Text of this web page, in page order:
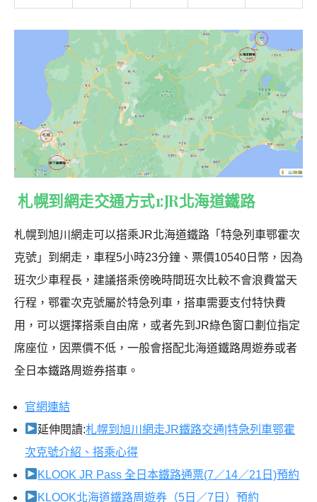
札幌到網走交通方式1:JR北海道鐵路
札幌到旭川網走可以搭乘JR北海道鐵路「特急列車鄂霍次
克號」到網走，車程5小時23分鐘、票價10540日幣，因為
班次少車程長，建議搭乘傍晚時間班次比較不會浪費當天
行程，鄂霍次克號屬於特急列車，搭車需要支付特快費
用，可以選擇搭乘自由席，或者先到JR綠色窗口劃位指定
席座位，因票價不低，一般會搭配北海道鐵路周遊券或者
全日本鐵路周遊券搭車。
官網連結
延伸閱讀:札幌到旭川網走JR鐵路交通|特急列車鄂霍
次克號介紹、搭乘心得
KLOOK JR Pass 全日本鐵路通票(7／14／21日)預約
KLOOK北海道鐵路周遊券（5日／7日）預約